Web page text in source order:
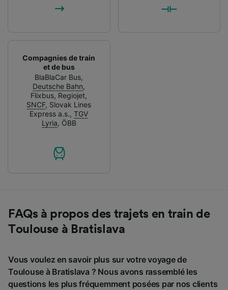
Compagnies de train
et de bus
BlaBlaCar Bus,
Deutsche Bahn,
Flixbus, Regiojet,
SNCF, Slovak Lines
Express a.s.,TGV
Lyria, ÖBB
FAQs à propos des trajets en train de
Toulouse à Bratislava
Vous voulez en savoir plus sur votre voyage de
Toulouse à Bratislava ? Nous avons rassemblé les
questions les plus fréquemment posées par nos clients